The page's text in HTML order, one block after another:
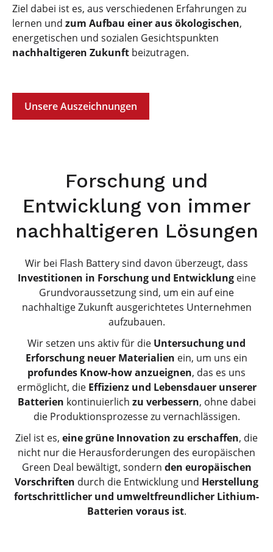
Ziel dabei ist es, aus verschiedenen Erfahrungen zu
lernen und zum Aufbau einer aus ökologischen,
energetischen und sozialen Gesichtspunkten
nachhaltigeren Zukunft beizutragen.
Unsere Auszeichnungen
Forschung und
Entwicklung von immer
nachhaltigeren Lösungen
Wir bei Flash Battery sind davon überzeugt, dass
Investitionen in Forschung und Entwicklungeine
Grundvoraussetzung sind, um ein auf eine
nachhaltige Zukunft ausgerichtetes Unternehmen
aufzubauen.
Wir setzen uns aktiv für die Untersuchung und
Erforschung neuer Materialien ein, um uns ein
profundes Know-how anzueignen, das es uns
ermöglicht, die Effizienz und Lebensdauer unserer
Batterien kontinuierlich zu verbessern, ohne dabei
die Produktionsprozesse zu vernachlässigen.
Ziel ist es, eine grüne Innovation zu erschaffen, die
nicht nur die Herausforderungen des europäischen
Green Deal bewältigt, sondern den europäischen
Vorschriften durch die Entwicklung und Herstellung
fortschrittlicher und umweltfreundlicher Lithium-
Batterien voraus ist.